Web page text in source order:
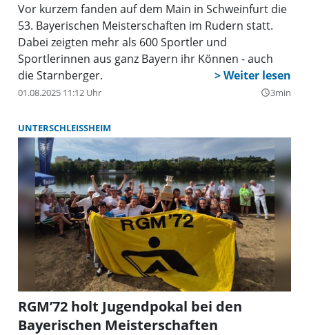
Vor kurzem fanden auf dem Main in Schweinfurt die
53. Bayerischen Meisterschaften im Rudern statt.
Dabei zeigten mehr als 600 Sportler und
Sportlerinnen aus ganz Bayern ihr Können - auch
die Starnberger.
01.08.2025 11:12 Uhr query_builder3min
UNTERSCHLEISSHEIM
RGM’72 holt Jugendpokal bei den
Bayerischen Meisterschaften